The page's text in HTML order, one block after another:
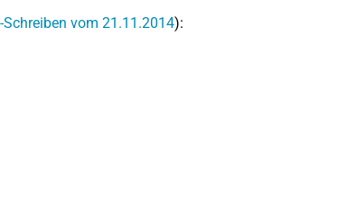
Schreiben vom 21.11.2014):